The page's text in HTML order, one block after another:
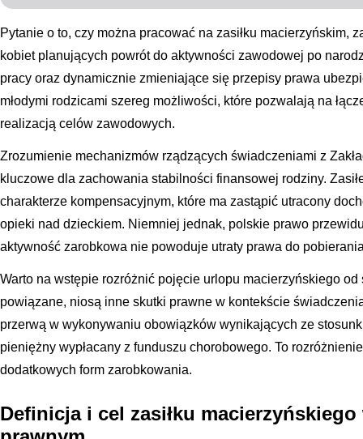
Pytanie o to, czy można pracować na zasiłku macierzyńskim,
kobiet planujących powrót do aktywności zawodowej po
pracy oraz dynamicznie zmieniające się przepisy prawa
młodymi rodzicami szereg możliwości, które pozwalają na
realizacją celów zawodowych.
Zrozumienie mechanizmów rządzących świadczeniami z
kluczowe dla zachowania stabilności finansowej rodziny.
charakterze kompensacyjnym, które ma zastąpić utracony
opieki nad dzieckiem. Niemniej jednak, polskie prawo
aktywność zarobkowa nie powoduje utraty prawa do
Warto na wstępie rozróżnić pojęcie urlopu macierzyńskiego od
powiązane, niosą inne skutki prawne w kontekście
przerwą w wykonywaniu obowiązków wynikających ze
pieniężny wypłacany z funduszu chorobowego. To
dodatkowych form zarobkowania.
Definicja i cel zasiłku